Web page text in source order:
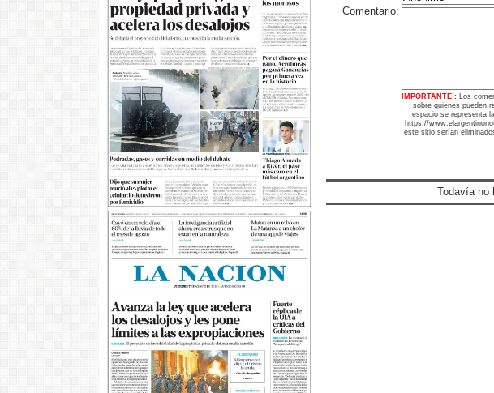
Comentario:
IMPORTANTE!:
Los
sobre quienes pueden
espacio se representa
https://
este sitio serían
Todavía no